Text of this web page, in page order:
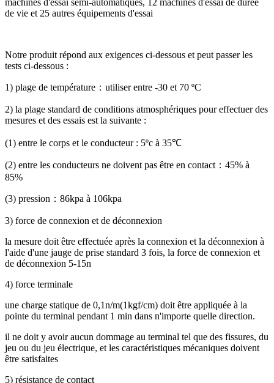
machines d'essai semi-automatiques, 12 machines d'essai de durée
de vie et 25 autres équipements d'essai
Notre produit répond aux exigences ci-dessous et peut passer les
tests ci-dessous :
1) plage de température ： utiliser entre -30 et 70 ºC
2) la plage standard de conditions atmosphériques pour effectuer des
mesures et des essais est la suivante :
(1) entre le corps et le conducteur : 5ºc à 35℃
(2) entre les conducteurs ne doivent pas être en contact： 45% à
85%
(3) pression ： 86kpa à 106kpa
3) force de connexion et de déconnexion
la mesure doit être effectuée après la connexion et la déconnexion à
l'aide d'une jauge de prise standard 3 fois, la force de connexion et
de déconnexion 5-15n
4) force terminale
une charge statique de 0,1n/m(1kgf/cm) doit être appliquée à la
pointe du terminal pendant 1 min dans n'importe quelle direction.
il ne doit y avoir aucun dommage au terminal tel que des fissures, du
jeu ou du jeu électrique, et les caractéristiques mécaniques doivent
être satisfaites
5) résistance de contact